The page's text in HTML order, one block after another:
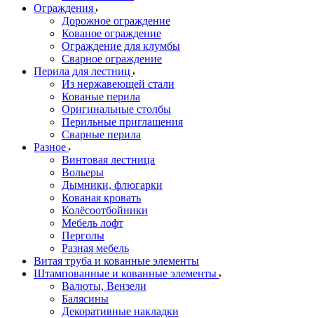
Ограждения
Дорожное ограждение
Кованое ограждение
Ограждение для клумбы
Сварное ограждение
Перила для лестниц
Из нержавеющей стали
Кованые перила
Оригинальные столбы
Перильные приглашения
Сварные перила
Разное
Винтовая лестница
Вольеры
Дымники, флюгарки
Кованая кровать
Колёсоотбойники
Мебель лофт
Перголы
Разная мебель
Витая труба и кованные элементы
Штампованные и кованные элементы
Валюты, Вензели
Балясины
Декоративные накладки